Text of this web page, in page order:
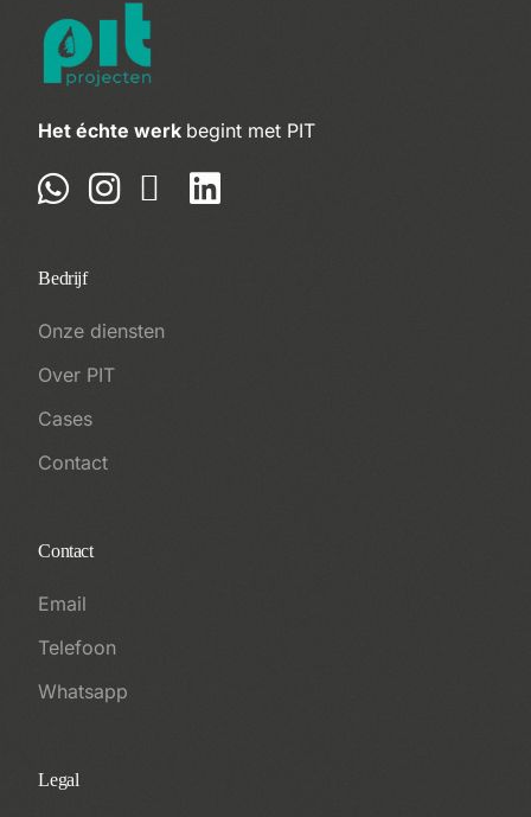
Het échte werk begint met PIT
Bedrijf
Onze diensten
Over PIT
Cases
Contact
Contact
Email
Telefoon
Whatsapp
Legal